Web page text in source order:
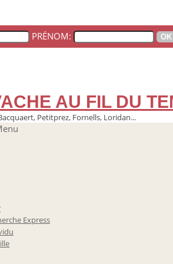
PRÉNOM:
AU FIL DU
Petitprez, Fornells, Loridan...
Express